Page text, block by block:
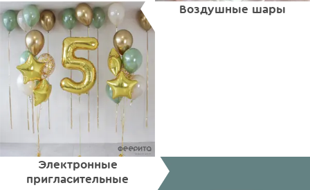
Воздушные шары
Электронные
пригласительные